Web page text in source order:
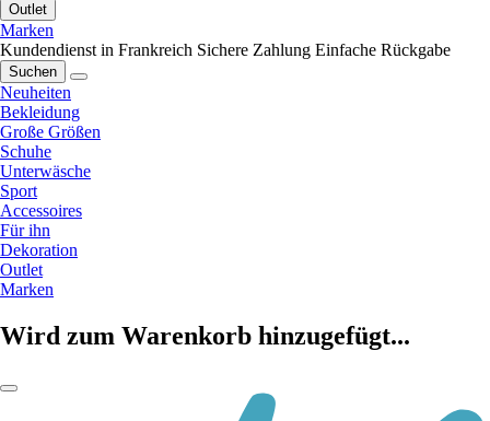
Outlet
Marken
Kundendienst in Frankreich Sichere Zahlung Einfache Rückgabe
Suchen
Neuheiten
Bekleidung
Große Größen
Schuhe
Unterwäsche
Sport
Accessoires
Für ihn
Dekoration
Outlet
Marken
Wird zum Warenkorb hinzugefügt...